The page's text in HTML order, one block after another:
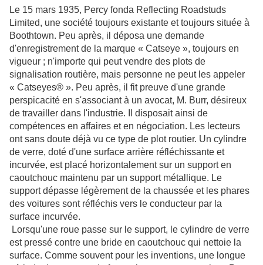
Le 15 mars 1935, Percy fonda Reflecting Roadstuds
Limited, une société toujours existante et toujours située à
Boothtown. Peu après, il déposa une demande
d'enregistrement de la marque « Catseye », toujours en
vigueur ; n'importe qui peut vendre des plots de
signalisation routière, mais personne ne peut les appeler
« Catseyes® ». Peu après, il fit preuve d'une grande
perspicacité en s'associant à un avocat, M. Burr, désireux
de travailler dans l'industrie. Il disposait ainsi de
compétences en affaires et en négociation. Les lecteurs
ont sans doute déjà vu ce type de plot routier. Un cylindre
de verre, doté d'une surface arrière réfléchissante et
incurvée, est placé horizontalement sur un support en
caoutchouc maintenu par un support métallique. Le
support dépasse légèrement de la chaussée et les phares
des voitures sont réfléchis vers le conducteur par la
surface incurvée.
Lorsqu'une roue passe sur le support, le cylindre de verre
est pressé contre une bride en caoutchouc qui nettoie la
surface. Comme souvent pour les inventions, une longue